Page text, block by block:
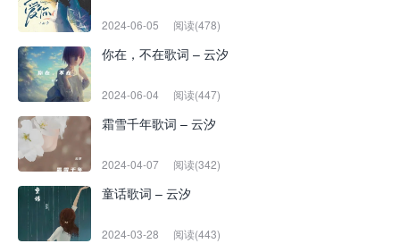
2024-06-05 阅读(478)
你在，不在歌词 – 云汐
2024-06-04 阅读(447)
霜雪千年歌词 – 云汐
2024-04-07 阅读(342)
童话歌词 – 云汐
2024-03-28 阅读(443)